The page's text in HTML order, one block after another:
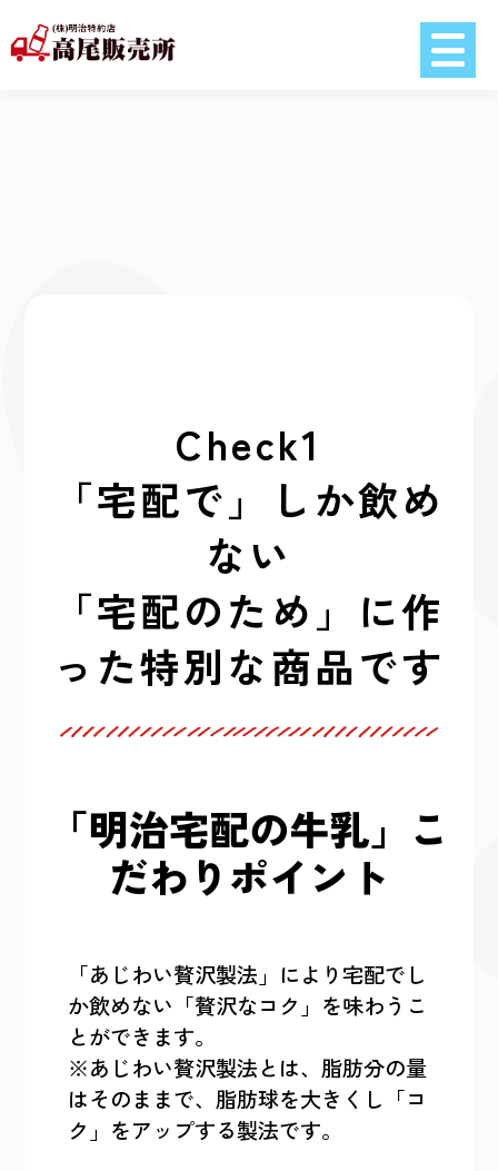
Check1
「宅配で」しか飲め
ない
「宅配のため」に作
った特別な商品です
「明治宅配の牛乳」こ
だわりポイント
「あじわい贅沢製法」により宅配でし
か飲めない「贅沢なコク」を味わうこ
とができます。
※あじわい贅沢製法とは、脂肪分の量
はそのままで、脂肪球を大きくし「コ
ク」をアップする製法です。